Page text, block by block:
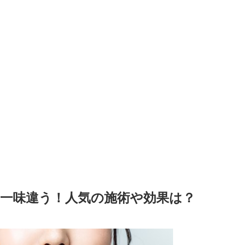
味違う！人気の施術や効果は？